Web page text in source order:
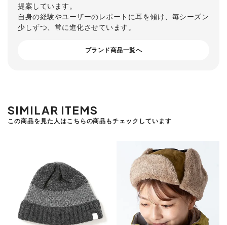
提案しています。
自身の経験やユーザーのレポートに耳を傾け、毎シーズン
少しずつ、常に進化させています。
ブランド商品一覧へ
SIMILAR ITEMS
この商品を見た人はこちらの商品もチェックしています